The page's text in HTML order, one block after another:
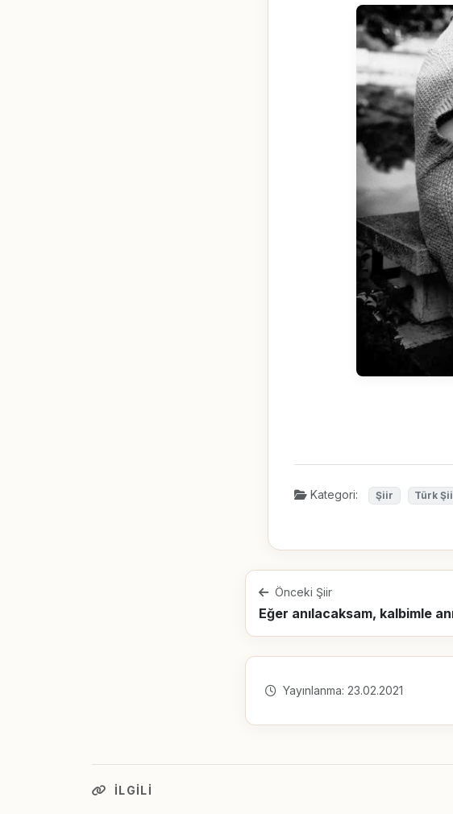
Kategori: Şiir Türk
Önceki Şiir
Yayınlanma: 23.02.2021
İLGILI